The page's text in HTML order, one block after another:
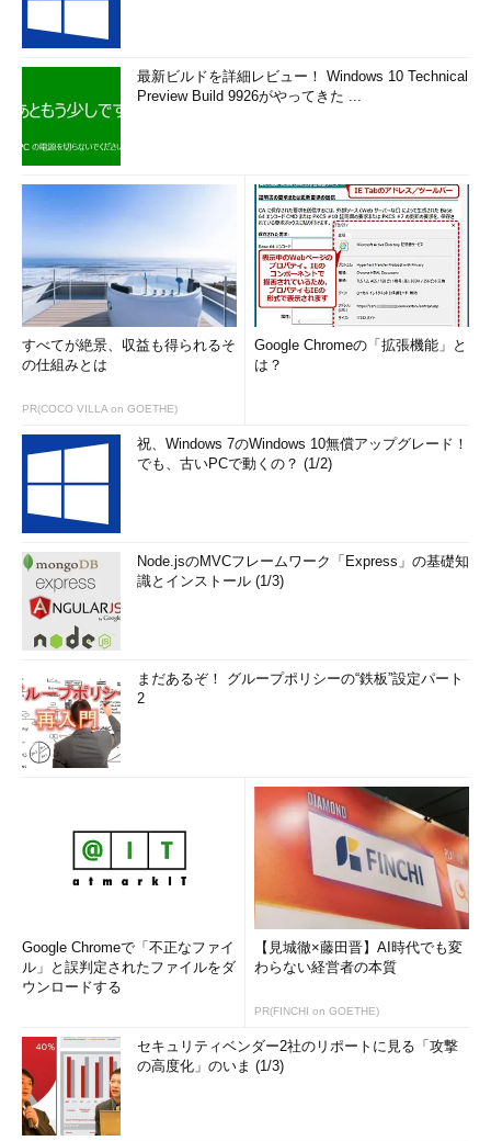
2013：だ円曲線暗号、ペアリング暗号の項目担当）、
クラウドを支えるこれからの暗号技術」（秀和シス
テム、2015）がある。
最新ビルドを詳細レビュー！ Windows 10 Technical
Preview Build 9926がやってきた ...
すべてが絶景、収益も得られるそ
の仕組みとは
PR(COCO VILLA on GOETHE)
Google Chromeの「拡張機能」と
は？
祝、Windows 7のWindows 10無償アップグレード！
でも、古いPCで動くの？ (1/2)
Node.jsのMVCフレームワーク「Express」の基礎知
識とインストール (1/3)
まだあるぞ！ グループポリシーの“鉄板”設定パート
2
Google Chromeで「不正なファイ
ル」と誤判定されたファイルをダ
ウンロードする
【見城徹×藤田晋】AI時代でも変
わらない経営者の本質
PR(FINCHI on GOETHE)
セキュリティベンダー2社のリポートに見る「攻撃
の高度化」のいま (1/3)